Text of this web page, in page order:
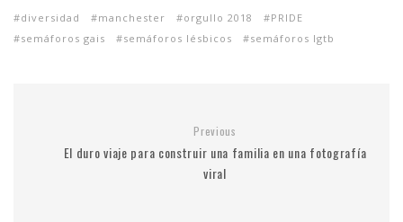
diversidad manchester orgullo 2018
PRIDE
semáforos gais
semáforos lésbicos semáforos lgtb
Previous
El duro viaje para construir una familia en una fotografía
viral